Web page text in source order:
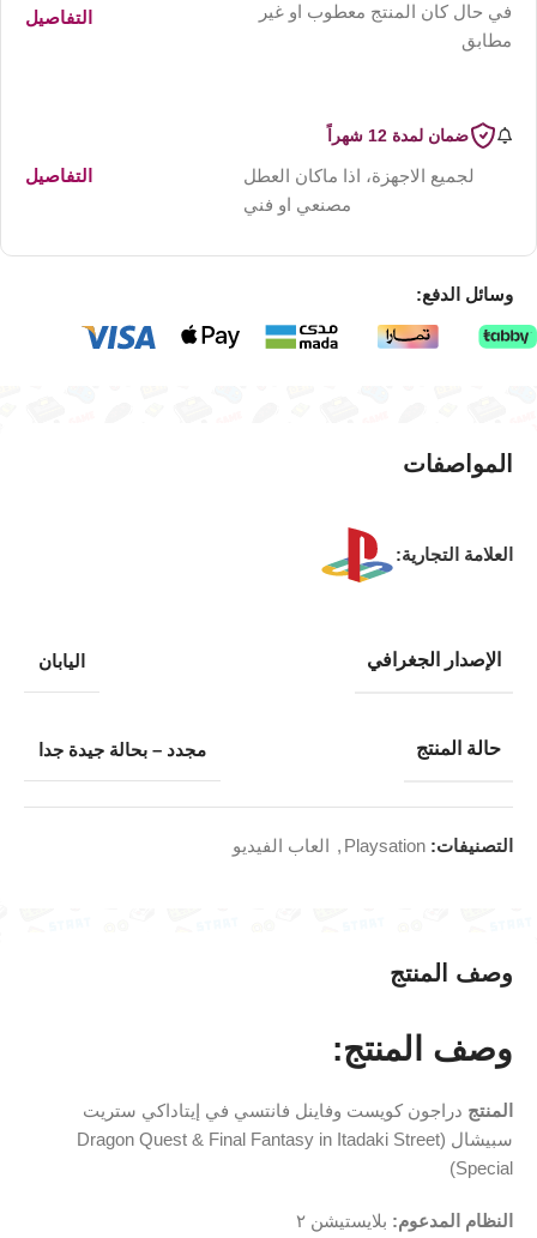
في حال كان المنتج معطوب او غير
مطابق
التفاصيل
ضمان لمدة 12 شهراً
لجميع الاجهزة، اذا ماكان العطل
مصنعي او فني
التفاصيل
وسائل الدفع:
وصف المنتج
وصف المنتج:
المنتج دراجون كويست وفاينل فانتسي في إيتاداكي ستريت
سبيشال (Dragon Quest & Final Fantasy in Itadaki Street
Special)
النظام المدعوم: بلايستيشن ٢
المواصفات
العلامة التجارية:
الإصدار الجغرافي اليابان
حالة المنتج مجدد – بحالة جيدة جدا
التصنيفات: Playsation
, العاب الفيديو